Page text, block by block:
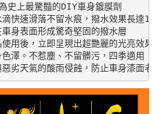
史上最驚豔的DIY車身鍍膜劑
快速滑落不留水痕，撥水效果長達180
身表面形成驚奇堅固的撥水層
用後，立即呈現出超艷麗的光亮效果
澤。不惹塵、不留髒污，四季適用
劣天氣的酸雨侵蝕，防止車身漆面老化